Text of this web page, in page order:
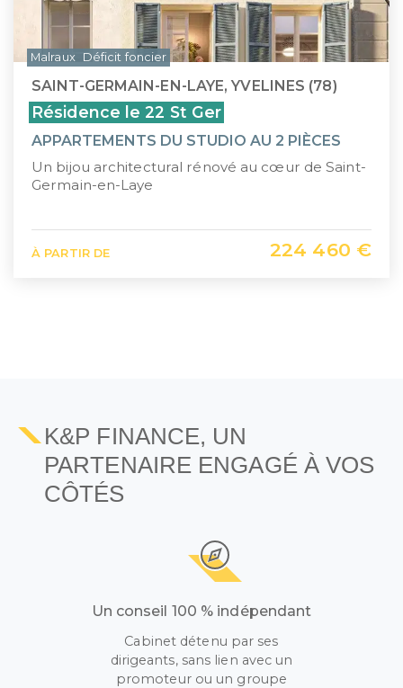
SAINT-GERMAIN-EN-LAYE, YVELINES (78)
Résidence le 22 St Ger
APPARTEMENTS DU STUDIO AU 2 PIÈCES
Un bijou architectural rénové au cœur de Saint-
Germain-en-Laye
À PARTIR DE 224 460 €
Malraux Déficit foncier
K&P FINANCE, UN
PARTENAIRE ENGAGÉ À VOS
CÔTÉS
Un conseil 100 % indépendant
Cabinet détenu par ses
dirigeants, sans lien avec un
promoteur ou un groupe